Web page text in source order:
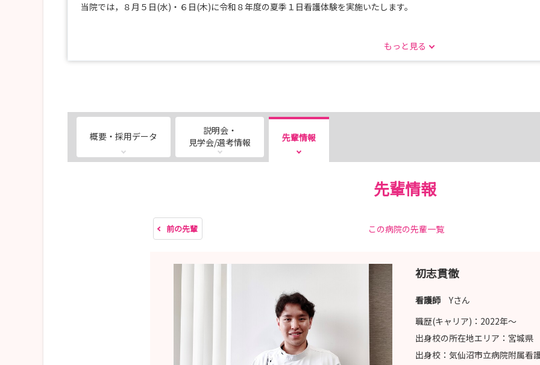
当院では，８月５日(水)・６日(木)に令和８年度の夏季１日看護体験を実施いたします。
「就職を決めた理由」や「病棟・病院の雰囲気」などお気軽にご質問いただけます。
～*～～*～～*～～*～～*～～*～～*～～*～～*～～*～～*～～*～～*～～*～～*～*～～*～～*～～*～～*～～*～
【問合せ先】
電話 0226-22-7100（代表）
もっと見る
概要・採用データ
説明会・
見学会/選考情報
先輩情報
先輩情報
前の先輩 この病院の先輩一覧
初志貫徹
看護師 Yさん
職歴(キャリア)： 2022年〜
出身校の所在地エリア： 宮城県
出身校： 気仙沼市立病院附属看